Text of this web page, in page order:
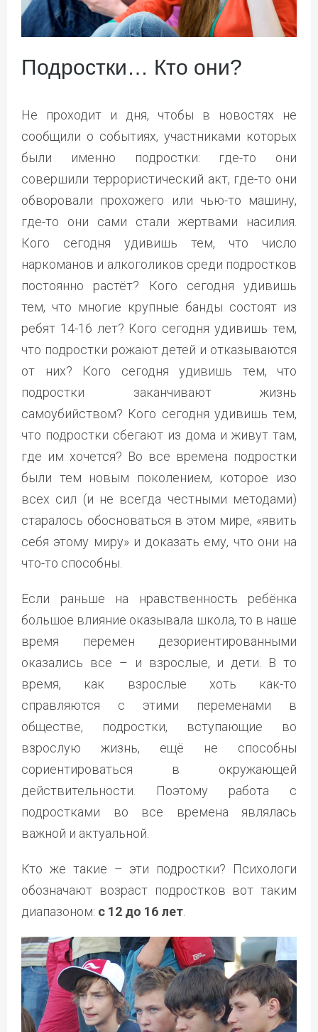
Подростки… Кто они?
Не проходит и дня, чтобы в новостях не
сообщили о событиях, участниками которых
были именно подростки: где-то они
совершили террористический акт, где-то они
обворовали прохожего или чью-то машину,
где-то они сами стали жертвами насилия.
Кого сегодня удивишь тем, что число
наркоманов и алкоголиков среди подростков
постоянно растёт? Кого сегодня удивишь
тем, что многие крупные банды состоят из
ребят 14-16 лет? Кого сегодня удивишь тем,
что подростки рожают детей и отказываются
от них? Кого сегодня удивишь тем, что
подростки заканчивают жизнь
самоубийством? Кого сегодня удивишь тем,
что подростки сбегают из дома и живут там,
где им хочется? Во все времена подростки
были тем новым поколением, которое изо
всех сил (и не всегда честными методами)
старалось обосноваться в этом мире, «явить
себя этому миру» и доказать ему, что они на
что-то способны.
Если раньше на нравственность ребёнка
большое влияние оказывала школа, то в наше
время перемен дезориентированными
оказались все – и взрослые, и дети. В то
время, как взрослые хоть как-то
справляются с этими переменами в
обществе, подростки, вступающие во
взрослую жизнь, ещё не способны
сориентироваться в окружающей
действительности. Поэтому работа с
подростками во все времена являлась
важной и актуальной.
Кто же такие – эти подростки? Психологи
обозначают возраст подростков вот таким
диапазоном: с 12 до 16 лет